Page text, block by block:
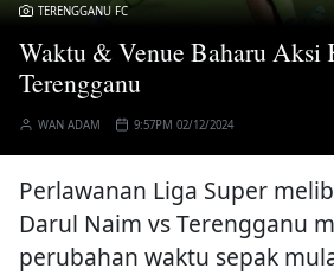
TERENGGANU FC
Waktu & Venue Baharu Aksi
Terengganu
WAN ADAM 9:57PM 02/12/2024
Perlawanan Liga Super
Darul Naim vs Terengganu
perubahan waktu sepak